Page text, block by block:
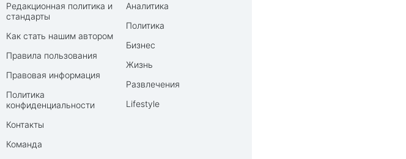
Редакционная политика и
стандарты
Как стать нашим автором
Правила пользования
Правовая информация
Политика
конфиденциальности
Контакты
Команда
Аналитика
Политика
Бизнес
Жизнь
Развлечения
Lifestyle